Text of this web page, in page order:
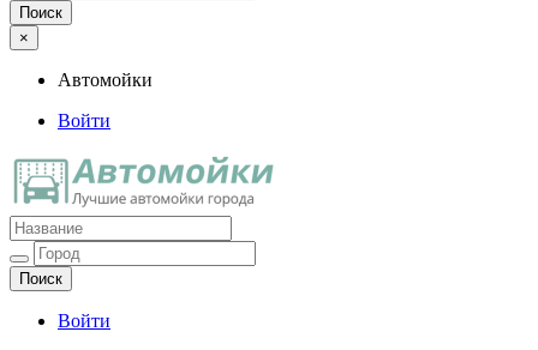
×
Автомойки
Войти
Автомойки
Ещё один сайт на WordPress
Войти